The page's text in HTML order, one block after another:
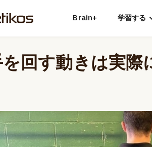
Brain+ 学習する
回す動きは実